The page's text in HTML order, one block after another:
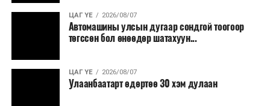
үргэлжилнэ гэж Ерөнхий сайд Н.Учрал онцоллоо.
Мөн бүх шатны төсвийн ерөнхийлөн захирагч нарт
салбар бүрдээ урсгал зардлыг 20 хувиар бууруулах,
нөхөн томилгоо хийхгүй байх, аялал, амралт, зугаалга,
хамт олны урлаг, спортын арга хэмжээг зохион
байгуулахгүй байх, төрийн албанд шинэ орон тоо бий
ЦАГ ҮЕ 2026/08/07
Автомашины улсын дугаар сондгой тоогоор
төгссөн бол өнөөдөр шатахуун...
ЦАГ ҮЕ 2026/08/07
Улаанбаатарт өдөртөө 30 хэм дулаан